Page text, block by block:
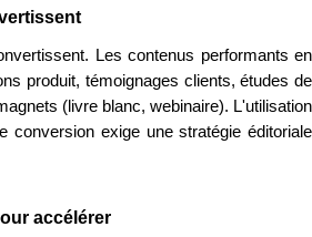
Les contenus performants en
produit, témoignages clients, études de
(livre blanc, webinaire). L'utilisation
conversion exige une stratégie éditoriale
accélérer